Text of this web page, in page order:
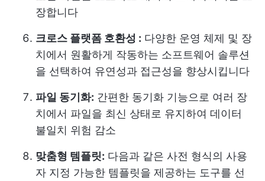
장합니다
크로스 플랫폼 호환성 : 다양한 운영 체제 및 장
치에서 원활하게 작동하는 소프트웨어 솔루션
을 선택하여 유연성과 접근성을 향상시킵니다
파일 동기화: 간편한 동기화 기능으로 여러 장
치에서 파일을 최신 상태로 유지하여 데이터
불일치 위험 감소
맞춤형 템플릿: 다음과 같은 사전 형식의 사용
자 지정 가능한 템플릿을 제공하는 도구를 선